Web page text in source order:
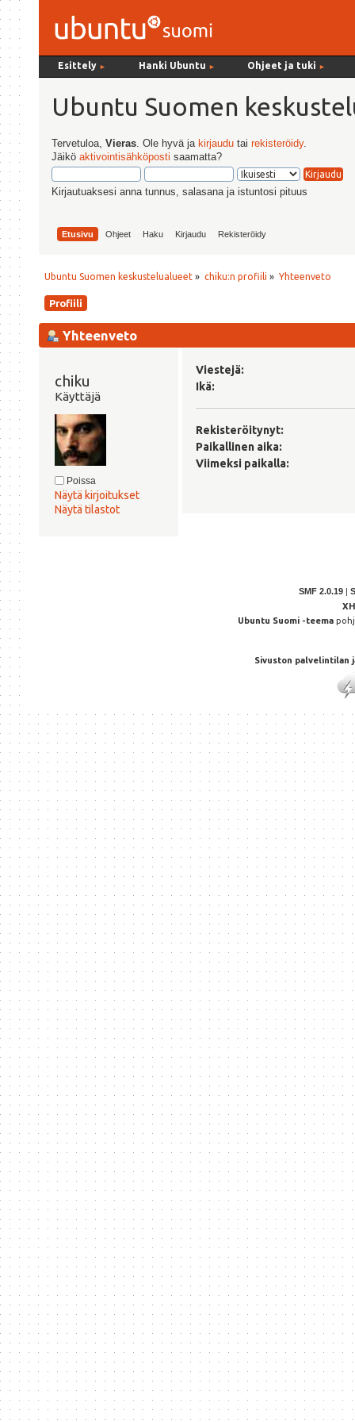
Esittely ► Hanki Ubuntu ► Ohjeet ja tuki ►
Ubuntu Suomen
Tervetuloa,Vieras . Ole hyvä ja kirjaudu tairekisteröidy.
Jäiköaktivointisähköposti saamatta?
Kirjautuaksesi anna tunnus, salasana ja istuntosi pituus
Etusivu Ohjeet Haku Kirjaudu Rekisteröidy
Ubuntu Suomen keskustelualueet » chiku:n profiili » Yhteenveto
Profiili
Yhteenveto
chiku
Käyttäjä
Poissa
Näytä kirjoitukset
Näytä tilastot
Viestejä:
Ikä:
Rekisteröitynyt:
Paikallinen aika:
Viimeksi paikalla:
SMF 2.0.19 |
Ubuntu Suomi -teema
Sivuston palvelintilan